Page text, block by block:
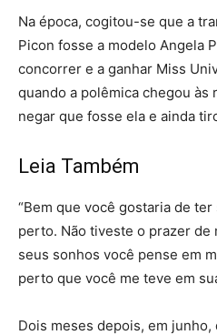
Na época, cogitou-se que a
Picon fosse a modelo Angela
concorrer e a ganhar Miss
quando a polêmica chegou às
negar que fosse ela e ainda
Leia Também
“Bem que você gostaria de
perto. Não tiveste o prazer de
seus sonhos você pense em
perto que você me teve em
Dois meses depois, em